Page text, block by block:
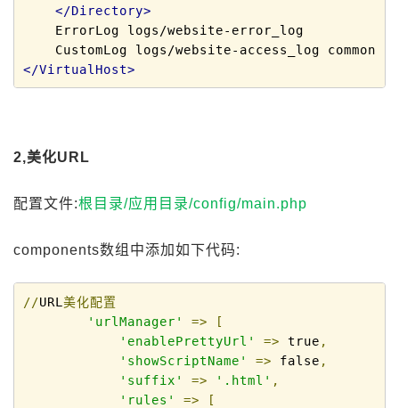
</Directory>
ErrorLog logs/website-error_log
</VirtualHost>
2,美化URL
配置文件:根目录/应用目录/config/main.php
components数组中添加如下代码:
//URL 美化配置
'urlManager'
=>
[
'enablePrettyUrl'
=> true ,
'showScriptName'
=> false ,
'suffix'
=> '.html' ,
'rules'
=>
[